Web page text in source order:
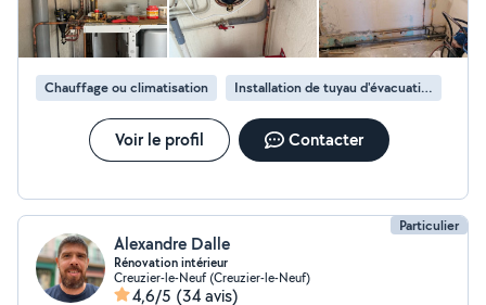
Chauffage ou climatisation Installation de tuyau d'évacuation pour climatiseur
Voir le profil Contacter
Particulier
Alexandre Dalle
Rénovation intérieur
Creuzier-le-Neuf (Creuzier-le-Neuf)
4,6/5 (34 avis)